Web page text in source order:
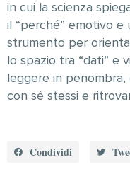
in cui la scienza
il “perché” emotivo
strumento per
lo spazio tra “dati” e
leggere in
con sé stessi e
Condividi